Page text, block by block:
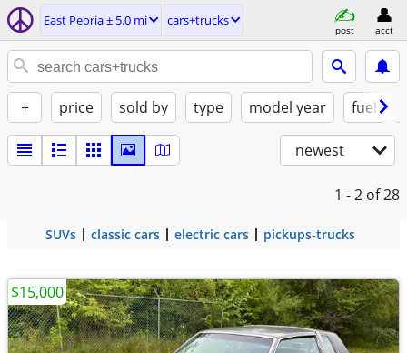
East Peoria ± 5.0 mi cars+trucks
post acct
+ price sold by type model year fuel
newest
1 - 2 of 28
SUVs classic cars electric cars pickups-trucks
$15,000